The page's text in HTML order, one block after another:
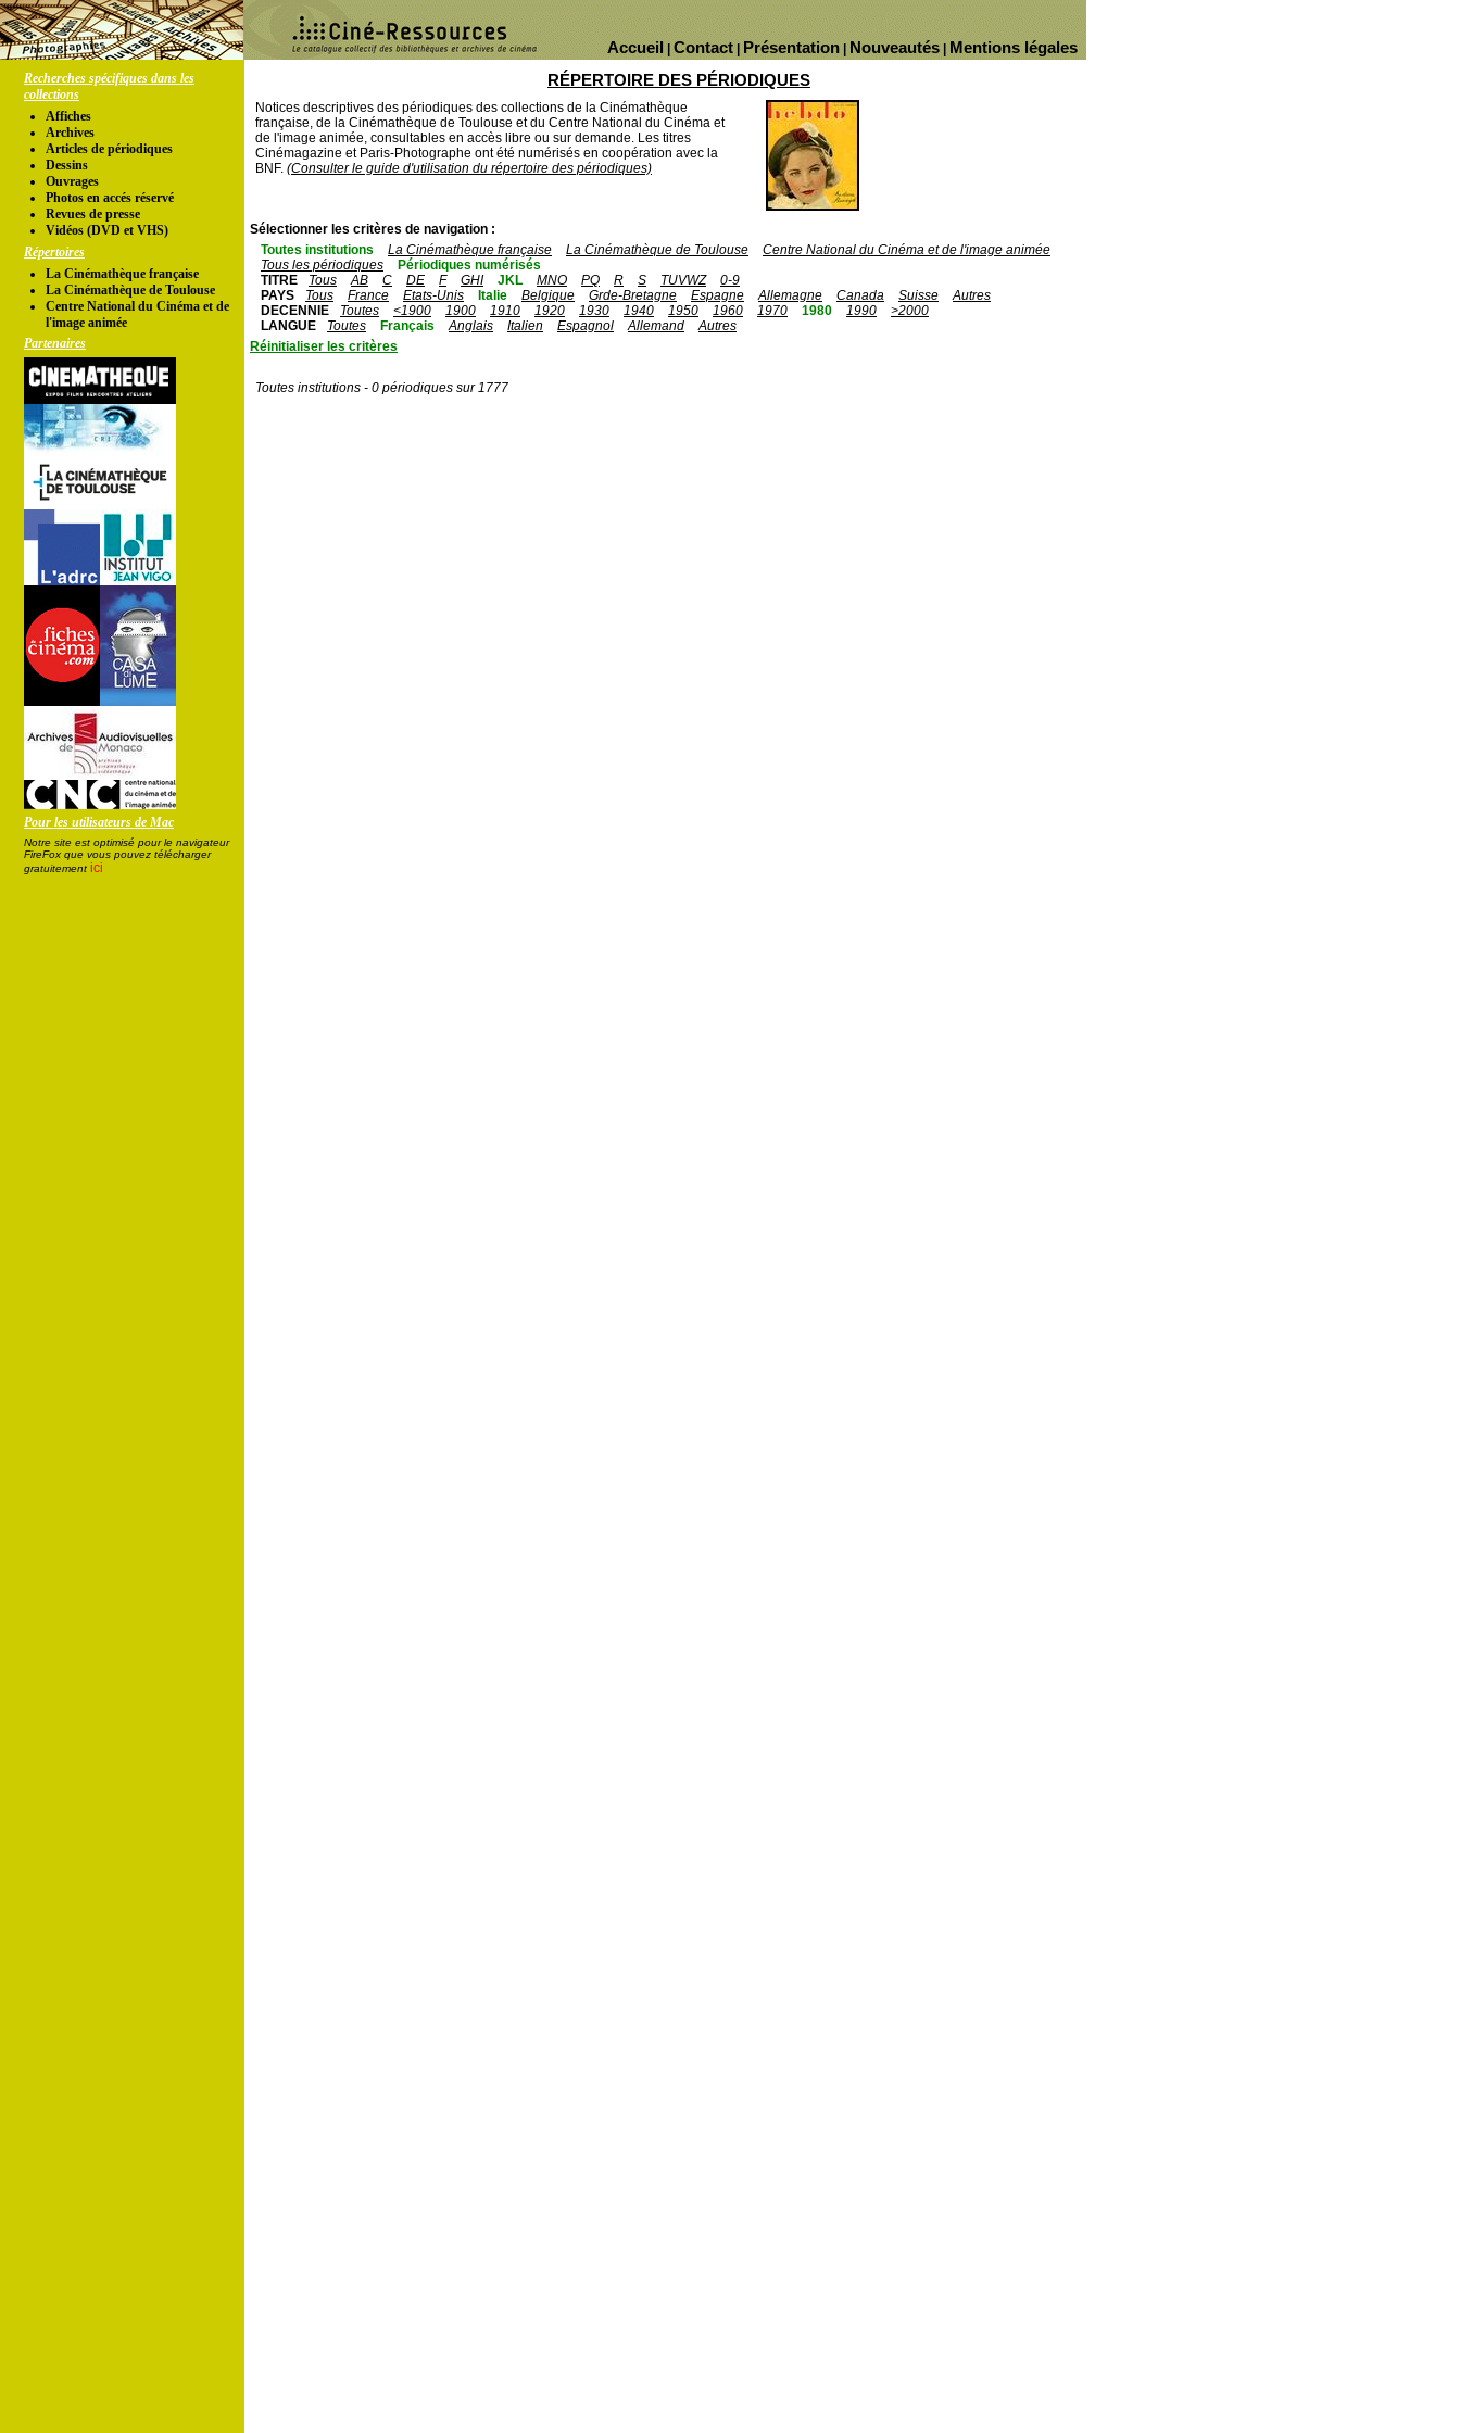
Mentions légales
Nouveautés
Présentation
Contact
Accueil
Recherches spécifiques dans les
collections
Affiches
Archives
Articles de périodiques
Dessins
Ouvrages
Photos en accés réservé
Revues de presse
Vidéos (DVD et VHS)
Répertoires
La Cinémathèque française
La Cinémathèque de Toulouse
Centre National du Cinéma et de
l'image animée
Partenaires
Pour les utilisateurs de Mac
Notre site est optimisé pour le navigateur
FireFox que vous pouvez télécharger
gratuitement ici
RÉPERTOIRE DES PÉRIODIQUES
Notices descriptives des périodiques des collections de la Cinémathèque
française, de la Cinémathèque de Toulouse et du Centre National du Cinéma et
de l'image animée, consultables en accès libre ou sur demande. Les titres
Cinémagazine et Paris-Photographe ont été numérisés en coopération avec la
BNF. (Consulter le guide d'utilisation du répertoire des périodiques)
Sélectionner les critères de navigation :
Toutes institutions
La Cinémathèque française La Cinémathèque de Toulouse
Centre National du Cinéma et de l'image animée
Tous les périodiques
Périodiques numérisés
TITRE
Tous AB C DE F GHI JKL MNO PQ R S TUVWZ
0-9
PAYS
Tous France Etats-Unis Italie Belgique Grde-Bretagne Espagne Allemagne Canada Suisse
Autres
DECENNIE
Toutes <1900 1900 1910 1920 1930 1940 1950 1960 1970 1980 1990
>2000
LANGUE
Toutes Français Anglais Italien Espagnol Allemand
Autres
Réinitialiser les critères
Toutes institutions - 0 périodiques sur 1777